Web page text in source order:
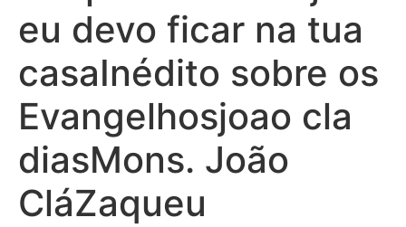
eu devo ficar na tua
casaInédito sobre os
Evangelhosjoao cla
diasMons. João
CláZaqueu